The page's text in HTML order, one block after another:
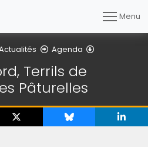
Menu
Agenda
Terrils de
Pâturelles